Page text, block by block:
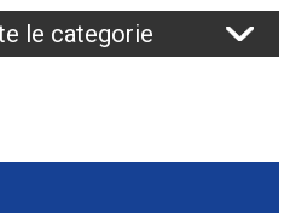
le categorie